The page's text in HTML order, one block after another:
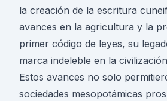
la creación de la escritura
avances en la agricultura y la
primer código de leyes, su
marca indeleble en la
Estos avances no solo
sociedades mesopotámicas